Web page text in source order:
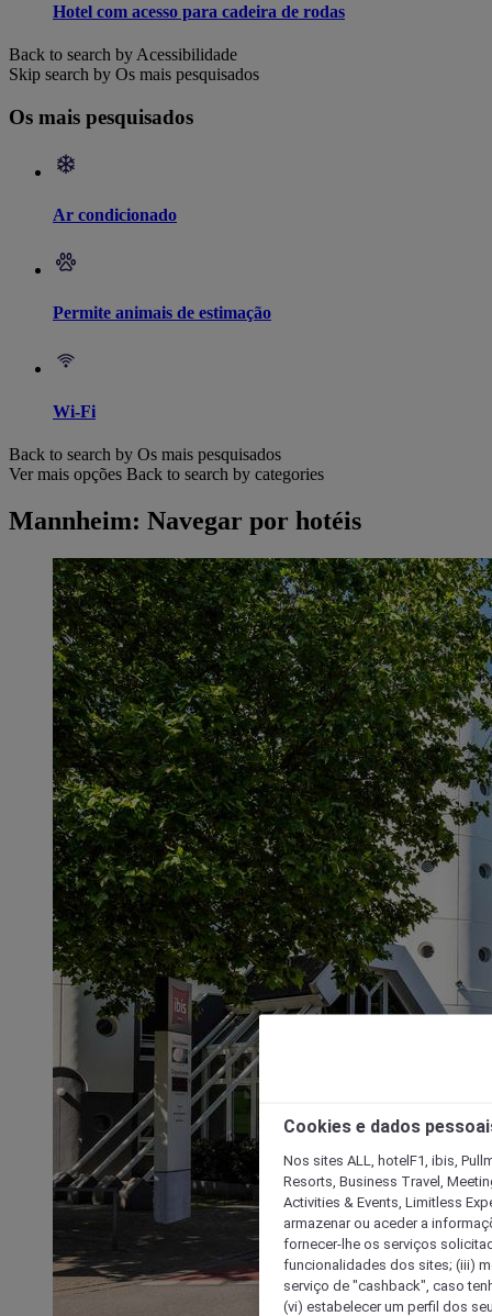
Hotel com acesso para cadeira de rodas
Back to search by Acessibilidade
Skip search by Os mais pesquisados
Os mais pesquisados
Ar condicionado
Permite animais de estimação
Wi-Fi
Back to search by Os mais pesquisados
Ver mais opções Back to search by categories
Mannheim: Navegar por hotéis
Cookies e dados
Nos sites ALL, hotelF1, ibis,
Resorts, Business Travel,
Activities & Events, Limitless
armazenar ou aceder a
fornecer-lhe os serviços
funcionalidades dos sites; (iii)
serviço de "cashback", caso
(vi) estabelecer um perfil dos